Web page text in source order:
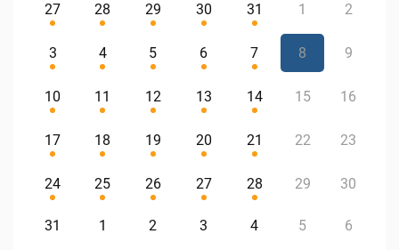
27 28 29 30 31 1 2
3 4 5 6 7 8 9
10 11 12 13 14 15 16
17 18 19 20 21 22 23
24 25 26 27 28 29 30
31 1 2 3 4 5 6